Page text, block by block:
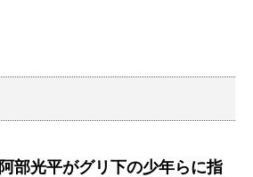
阿部光平がグリ下の少年らに指